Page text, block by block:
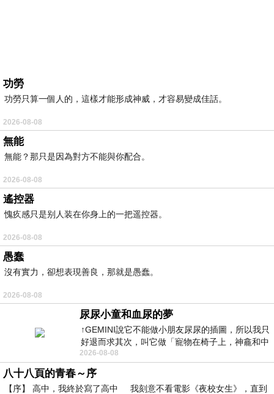
功勞
功勞只算一個人的，這樣才能形成神威，才容易變成佳話。
2026-08-08
無能
無能？那只是因為對方不能與你配合。
2026-08-08
遙控器
愧疚感只是别人装在你身上的一把遥控器。
2026-08-08
愚蠢
沒有實力，卻想表現善良，那就是愚蠢。
2026-08-08
尿尿小童和血尿的夢
↑GEMINI說它不能做小朋友尿尿的插圖，所以我只
好退而求其次，叫它做「寵物在椅子上，神龕和中
年人臉孔」的畫了。 六月底
2026-08-08
八十八頁的青春～序
【序】 高中，我終於寫了高中 我刻意不看電影《夜校女生》，直到